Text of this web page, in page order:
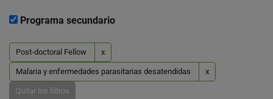
Programa secundario
Post-doctoral Fellow x
Malaria y enfermedades parasitarias desatendidas x
Quitar los filtros